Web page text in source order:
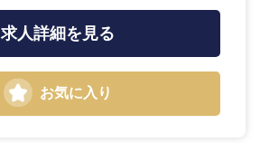
求人詳細を見る
お気に入り